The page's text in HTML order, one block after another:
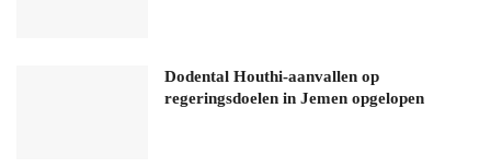
Dodental Houthi-aanvallen op
regeringsdoelen in Jemen opgelopen